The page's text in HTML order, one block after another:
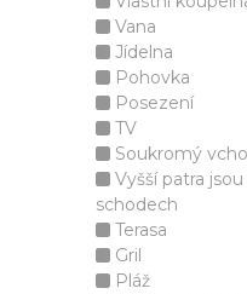
Vana
Jídelna
Pohovka
Posezení
TV
Soukromý
Vyšší patra
schodech
Terasa
Gril
Pláž